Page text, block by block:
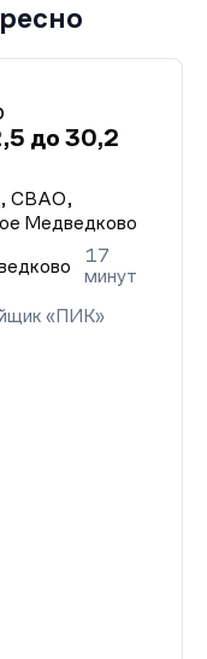
до 30,2
СВАО,
Медведково
17
минут
«ПИК»